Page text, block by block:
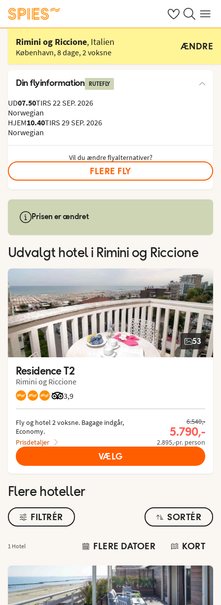
Se dine gemte
Søg påMenu
Vælg hotel
Rimini og Riccione, Italien
København,8 dage,2 voksne
ÆNDRE
Din flyinformation RUTEFLY
UD07.50TIRS 22 SEP. 2026
Norwegian
HJEM10.40TIRS 29 SEP. 2026
Norwegian
Vil du ændre flyalternativer?
FLERE FLY
Prisen er ændret
Udvalgt hotel i Rimini og Riccione
53
Residence T2
Rimini og Riccione
3,9
Bedømmelse fra Tripadvisor: 3.9 of 5
Fly og hotel 2 voksne. Bagage indgår,
Economy.
Prisdetaljer
Tidligere
6.540,-
5.790,-
2.895,-pr. person
VÆLG
Flere hoteller
FILTRÉR SORTÉR
1 Hotel FLERE DATOER KORT